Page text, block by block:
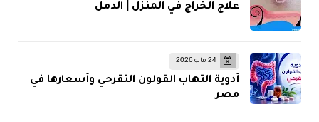
علاج الخراج في المنزل | الدمل
24 مايو 2026
أدوية التهاب القولون التقرحي وأسعارها في
مصر